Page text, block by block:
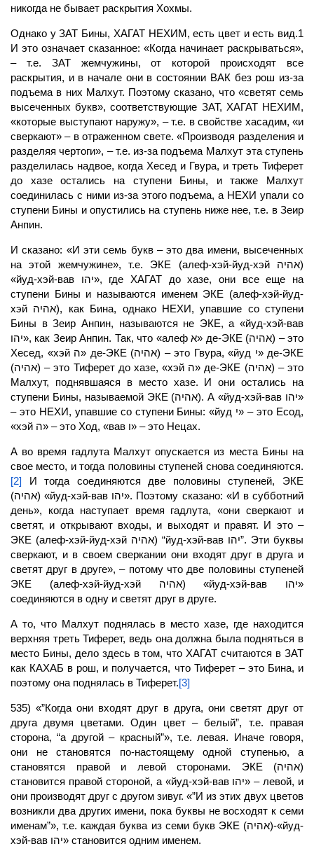
никогда не бывает раскрытия Хохмы.
Однако у ЗАТ Бины, ХАГАТ НЕХИМ, есть цвет и есть вид.1
И это означает сказанное: «Когда начинает раскрываться»,
– т.е. ЗАТ жемчужины, от которой происходят все
раскрытия, и в начале они в состоянии ВАК без рош из-за
подъема в них Малхут. Поэтому сказано, что «светят семь
высеченных букв», соответствующие ЗАТ, ХАГАТ НЕХИМ,
«которые выступают наружу», – т.е. в свойстве хасадим, «и
сверкают» – в отраженном свете. «Производя разделения и
разделяя чертоги», – т.е. из-за подъема Малхут эта ступень
разделилась надвое, когда Хесед и Гвура, и треть Тиферет
до хазе остались на ступени Бины, и также Малхут
соединилась с ними из-за этого подъема, а НЕХИ упали со
ступени Бины и опустились на ступень ниже нее, т.е. в Зеир
Анпин.
И сказано: «И эти семь букв – это два имени, высеченных
на этой жемчужине», т.е. ЭКЕ (алеф-хэй-йуд-хэй אהיה)
«йуд-хэй-вав יהו», где ХАГАТ до хазе, они все еще на
ступени Бины и называются именем ЭКЕ (алеф-хэй-йуд-
хэй אהיה), какБина, однако НЕХИ, упавшие со ступени
Бины в Зеир Анпин, называются не ЭКЕ, а «йуд-хэй-вав
יהו», как Зеир Анпин. Так, что «алеф א» де-ЭКЕ (אהיה) – это
Хесед, «хэй ה» де-ЭКЕ (אהיה) – это Гвура, «йуд י» де-ЭКЕ
(אהיה) – это Тиферет до хазе, «хэй ה» де-ЭКЕ (אהיה) – это
Малхут, поднявшаяся в место хазе. И они остались на
ступени Бины, называемой ЭКЕ (אהיה). А «йуд-хэй-вав יהו»
– это НЕХИ, упавшие со ступени Бины: «йуд י» – это Есод,
«хэй ה» – это Ход, «вав ו» – это Нецах.
А во время гадлутаМалхутопускается из места Бины на
свое место, и тогда половины ступеней снова соединяются.
[2] И тогда соединяются две половины ступеней, ЭКЕ
(אהיה) «йуд-хэй-вав יהו». Поэтому сказано: «И в субботний
день», когда наступает время гадлута, «они сверкают и
светят, и открывают входы, и выходят и правят. И это –
ЭКЕ (алеф-хэй-йуд-хэй אהיה) “йуд-хэй-вав יהו”. Эти буквы
сверкают, и в своем сверкании они входят друг в друга и
светят друг в друге», – потому что две половины ступеней
ЭКЕ (алеф-хэй-йуд-хэй אהיה) «йуд-хэй-вав יהו»
соединяются в одну и светят друг в друге.
А то, чтоМалхут поднялась в место хазе, где находится
верхняя треть Тиферет, ведь она должна была подняться в
место Бины, дело здесь в том, что ХАГАТсчитаются в ЗАТ
как КАХАБ в рош, и получается, что Тиферет – этоБина, и
поэтому она поднялась в Тиферет.[3]
535) «”Когда они входят друг в друга, они светят друг от
друга двумя цветами. Один цвет – белый”, т.е. правая
сторона, “а другой – красный”», т.е. левая. Иначе говоря,
они не становятся по-настоящему одной ступенью, а
становятся правой и левой сторонами. ЭКЕ (אהיה)
становится правой стороной, а «йуд-хэй-вав יהו» – левой, и
они производят друг с другом зивуг. «”И из этих двух цветов
возникли два других имени, пока буквы не восходят к семи
именам”», т.е. каждая буква из семи букв ЭКЕ (אהיה)-«йуд-
хэй-вав יהו» становится одним именем.